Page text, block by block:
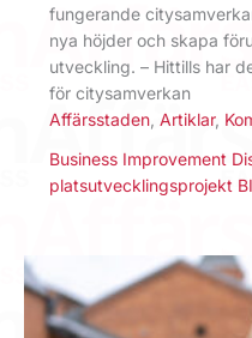
fungerande
nya höjder och skapa
utveckling. – Hittills har
för citysamverkan
Affärsstaden Artiklar,
Business Improvement
platsutvecklingsprojekt